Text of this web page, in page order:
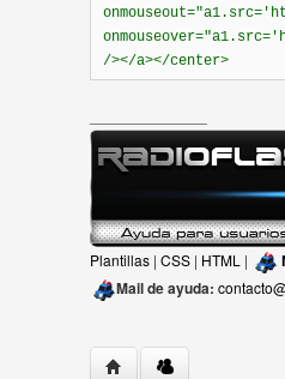
/></a></center>
Plantillas | CSS | HTML |
Mail de ayuda:
Visitar sitio web del